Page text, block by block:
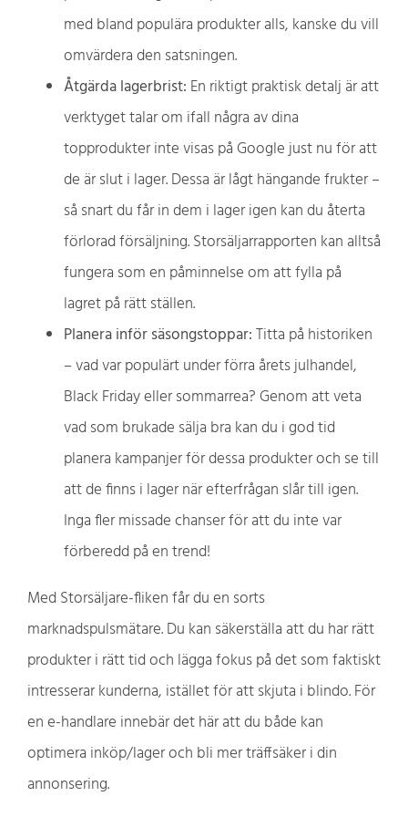
med bland populära produkter alls, kanske du vill
omvärdera den satsningen.
Åtgärda lagerbrist: En riktigt praktisk detalj är att
verktyget talar om ifall några av dina
topprodukter inte visas på Google just nu för att
de är slut i lager. Dessa är lågt hängande frukter –
så snart du får in dem i lager igen kan du återta
förlorad försäljning. Storsäljarrapporten kan alltså
fungera som en påminnelse om att fylla på
lagret på rätt ställen.
Planera inför säsongstoppar:Titta på historiken
– vad var populärt under förra årets julhandel,
Black Friday eller sommarrea? Genom att veta
vad som brukade sälja bra kan du i god tid
planera kampanjer för dessa produkter och se till
att de finns i lager när efterfrågan slår till igen.
Inga fler missade chanser för att du inte var
förberedd på en trend!
Med Storsäljare-fliken får du en sorts
marknadspulsmätare. Du kan säkerställa att du har rätt
produkter i rätt tid och lägga fokus på det som faktiskt
intresserar kunderna, istället för att skjuta i blindo. För
en e-handlare innebär det här att du både kan
optimera inköp/lager och bli mer träffsäker i din
annonsering.